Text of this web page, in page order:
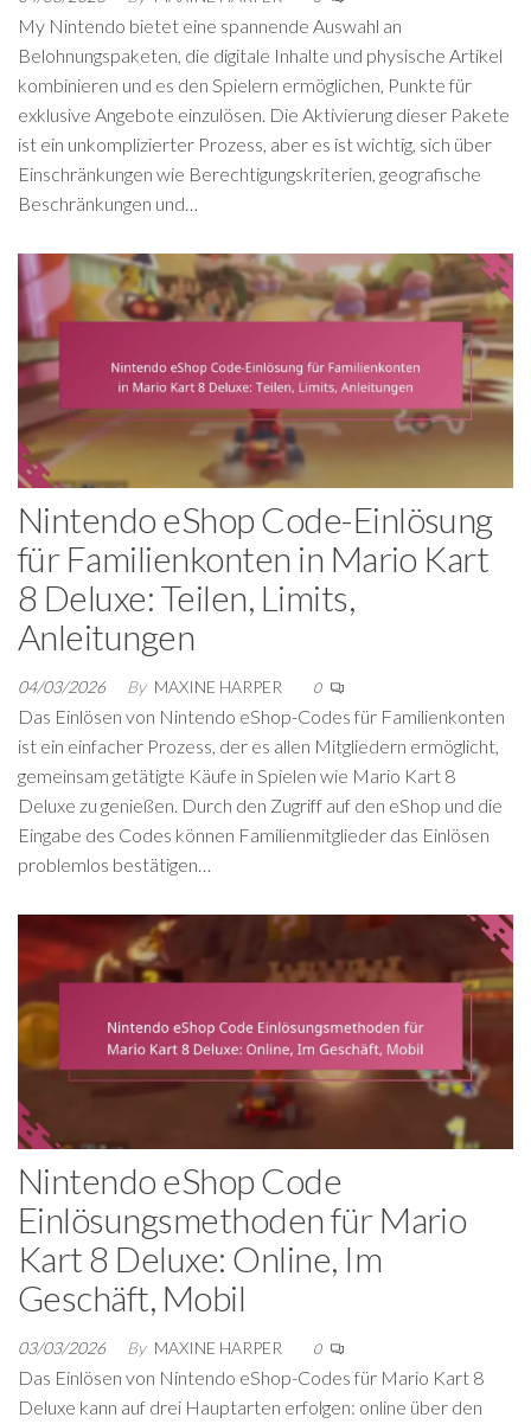
My Nintendo bietet eine spannende Auswahl an
Belohnungspaketen, die digitale Inhalte und physische Artikel
kombinieren und es den Spielern ermöglichen, Punkte für
exklusive Angebote einzulösen. Die Aktivierung dieser Pakete
ist ein unkomplizierter Prozess, aber es ist wichtig, sich über
Einschränkungen wie Berechtigungskriterien, geografische
Beschränkungen und…
Nintendo eShop Code-Einlösung
für Familienkonten in Mario Kart
8 Deluxe: Teilen, Limits,
Anleitungen
04/03/2026 By MAXINE HARPER 0
Das Einlösen von Nintendo eShop-Codes für Familienkonten
ist ein einfacher Prozess, der es allen Mitgliedern ermöglicht,
gemeinsam getätigte Käufe in Spielen wie Mario Kart 8
Deluxe zu genießen. Durch den Zugriff auf den eShop und die
Eingabe des Codes können Familienmitglieder das Einlösen
problemlos bestätigen…
Nintendo eShop Code
Einlösungsmethoden für Mario
Kart 8 Deluxe: Online, Im
Geschäft, Mobil
03/03/2026 By MAXINE HARPER 0
Das Einlösen von Nintendo eShop-Codes für Mario Kart 8
Deluxe kann auf drei Hauptarten erfolgen: online über den